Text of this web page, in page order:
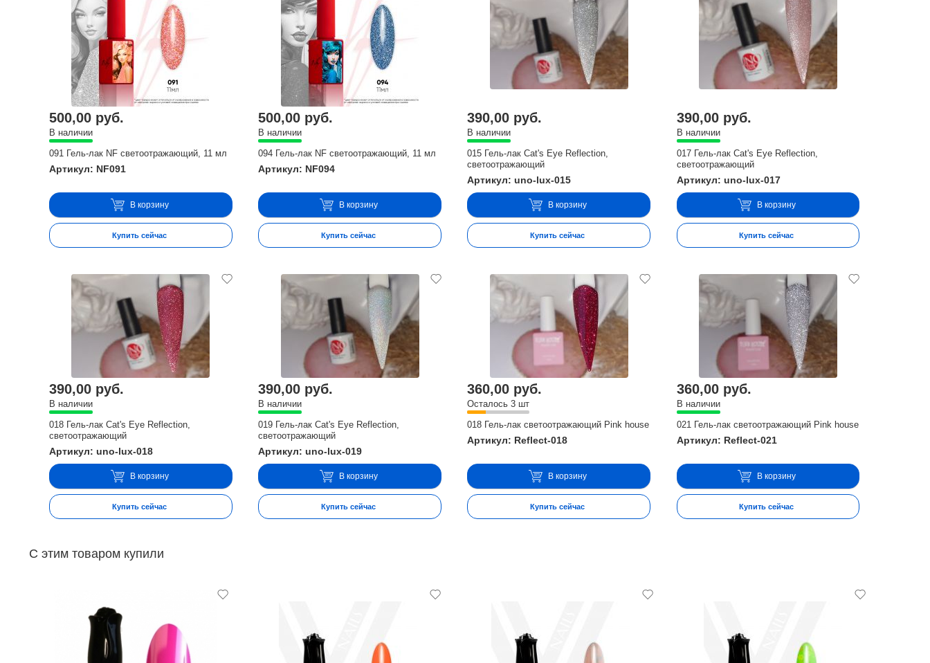
500,00 руб.
В наличии
091 Гель-лак NF светоотражающий, 11 мл
Артикул: NF091
В корзину
Купить сейчас
500,00 руб.
В наличии
094 Гель-лак NF светоотражающий, 11 мл
Артикул: NF094
В корзину
Купить сейчас
390,00 руб.
В наличии
015 Гель-лак Cat's Eye Reflection,
светоотражающий
Артикул: uno-lux-015
В корзину
Купить сейчас
390,00 руб.
В наличии
017 Гель-лак Cat's Eye Reflection,
светоотражающий
Артикул: uno-lux-017
В корзину
Купить сейчас
390,00 руб.
В наличии
018 Гель-лак Cat's Eye Reflection,
светоотражающий
Артикул: uno-lux-018
В корзину
Купить сейчас
390,00 руб.
В наличии
019 Гель-лак Cat's Eye Reflection,
светоотражающий
Артикул: uno-lux-019
В корзину
Купить сейчас
360,00 руб.
Осталось 3 шт
018 Гель-лак светоотражающий Pink house
Артикул: Reflect-018
В корзину
Купить сейчас
360,00 руб.
В наличии
021 Гель-лак светоотражающий Pink house
Артикул: Reflect-021
В корзину
Купить сейчас
С этим товаром купили